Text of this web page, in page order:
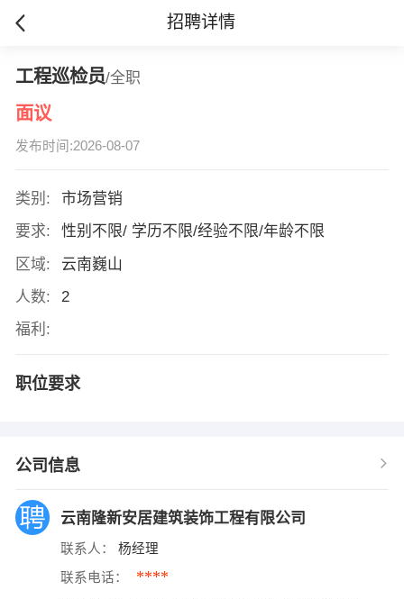
招聘详情
工程巡检员/全职
面议
发布时间:2026-08-07
类别:
市场营销
要求:
性别不限/ 学历不限/经验不限/年龄不限
区域:
云南巍山
人数:
2
福利:
职位要求
公司信息
云南隆新安居建筑装饰工程有限公司
联系人： 杨经理
联系电话： ****